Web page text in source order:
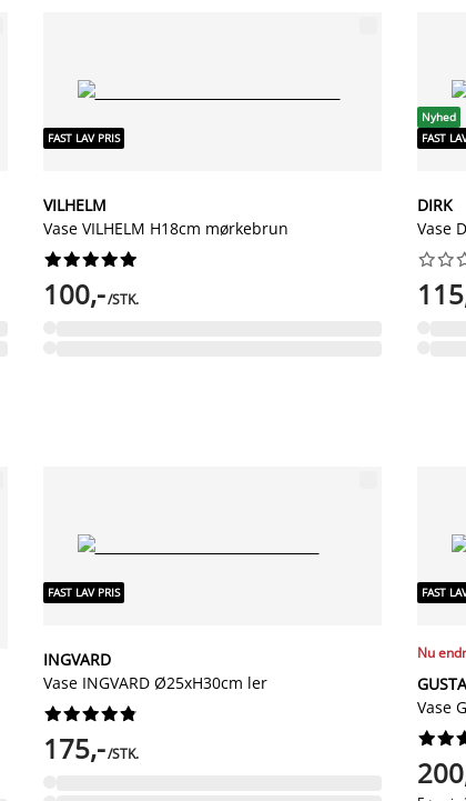
FAST LAV PRIS
VILHELM
Vase VILHELM H18cm mørkebrun






100,-/STK.
Nyhed
FAST
DIRK
Vase



FAST LAV PRIS
INGVARD
Vase INGVARD Ø25xH30cm ler






175,-/STK.
FAST
Nu
Vase


